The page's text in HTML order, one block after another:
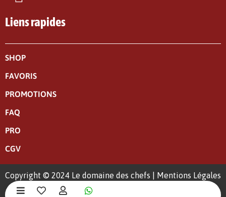
Liens rapides
SHOP
FAVORIS
PROMOTIONS
FAQ
PRO
CGV
Copyright © 2024 Le domaine des chefs | Mentions Légales
|Politique de confidentialité